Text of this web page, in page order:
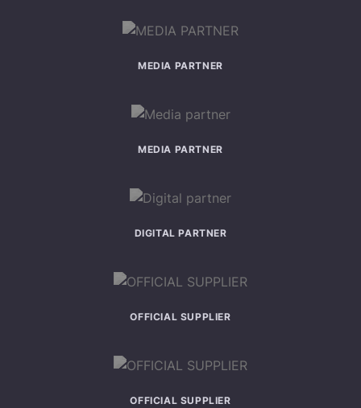
MEDIA PARTNER
MEDIA PARTNER
DIGITAL PARTNER
OFFICIAL SUPPLIER
OFFICIAL SUPPLIER